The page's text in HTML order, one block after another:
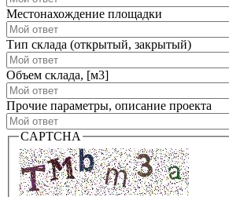
Местонахождение площадки
Тип склада (открытый, закрытый)
Объем склада, [м3]
Прочие параметры, описание проекта
CAPTCHA